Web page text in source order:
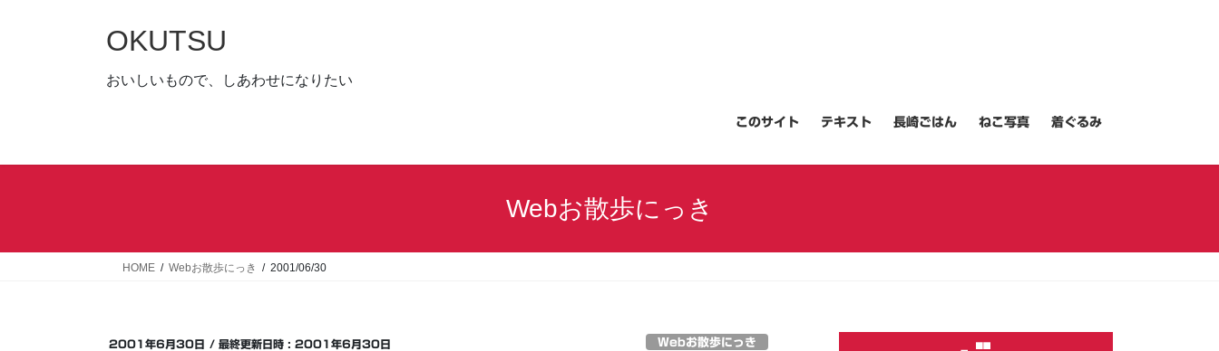
キ
に
OKUTSU
おいしいもので、しあわせになりたい
このサイト テキスト 長崎ごはん ねこ写真 着ぐるみ
Webお散歩にっき
HOME Webお散歩にっき 2001/06/30
2001年6月30日 / 最終更新日時 : 2001年6月30日 Webお散歩にっき